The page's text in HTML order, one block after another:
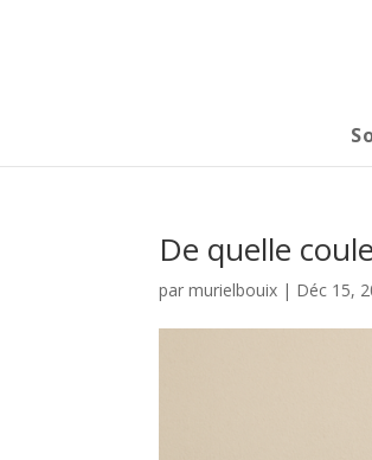
De quelle
parmurielbouix | Déc 15,